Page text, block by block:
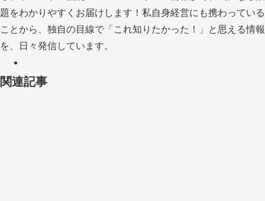
題をわかりやすくお届けします！私自身経営にも携わっている
ことから、独自の目線で「これ知りたかった！」と思える情報
を、日々発信しています。
関連記事